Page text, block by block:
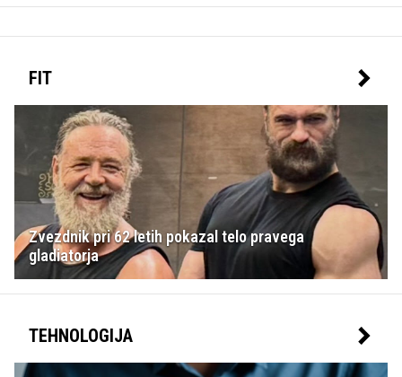
FIT
Zvezdnik pri 62 letih pokazal telo pravega
gladiatorja
TEHNOLOGIJA